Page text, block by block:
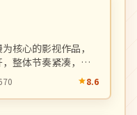
核心的影视作品，
整体节奏紧凑，值
8.6